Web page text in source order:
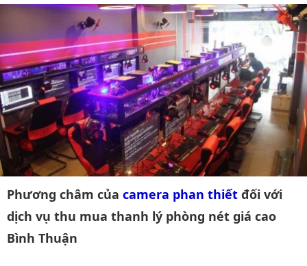
Phương châm của camera phan thiết đối với
dịch vụ thu mua thanh lý phòng nét giá cao
Bình Thuận